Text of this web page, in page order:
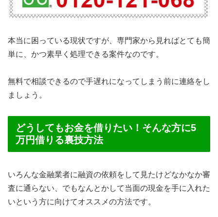
本当に困っている現状ですが、専門家から見ればとても簡
単に、かつ素早く処理できる案件なのです。
無料で相談できるので手遅れになってしまう前に連絡をし
ましょう。
どうしてもお金を借りたい！そんな方に5
万円借りる裏技方法
いろんな金融業者に融資の依頼をして見たけどなかなか審
査に通らない、でもなんとかして当面の現金を手に入れた
いという方に向けてオススメの方法です。